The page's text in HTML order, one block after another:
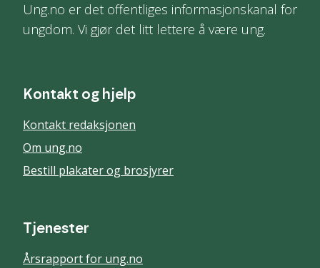
Ung.no er det offentliges informasjonskanal for
ungdom. Vi gjør det litt lettere å være ung.
Kontakt og hjelp
Kontakt redaksjonen
Om ung.no
Bestill plakater og brosjyrer
Tjenester
Årsrapport for ung.no